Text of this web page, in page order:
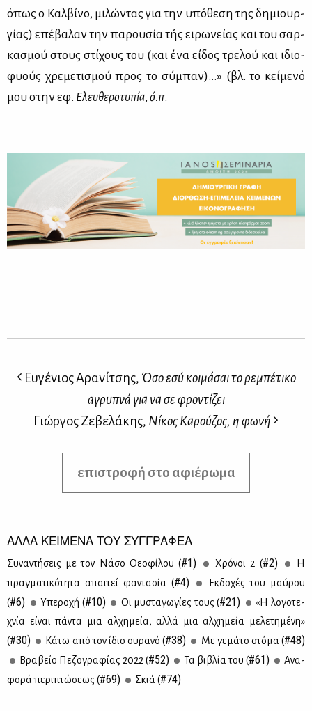
όπως ο Καλ­βί­νο, μι­λώ­ντας για την υπό­θε­ση της δη­μιουρ­
γί­ας) επέ­βα­λαν την πα­ρου­σία τής ει­ρω­νεί­ας και του σαρ­
κα­σμού στους στί­χους του (και ένα εί­δος τρε­λού και ιδιο­
φυούς χρε­με­τι­σμού προς το σύ­μπαν)…» (βλ. το κεί­με­νό
μου στην εφ. Ελευ­θε­ρο­τυ­πία, ό.π.
Ευγένιος Αρανίτσης, Όσο εσύ κοιμάσαι το ρεμπέτικο
αγρυπνά για να σε φροντίζει
Γιώργος Ζεβελάκης, Νίκος Καρούζος, η φωνή
επιστροφή στο αφιέρωμα
ΑΛΛΑ ΚΕΙΜΕΝΑ ΤΟΥ ΣΥΓΓΡΑΦΕΑ
Συ­να­ντή­σεις με τον Νά­σο Θε­ο­φί­λου (#1) Χρό­νοι 2 (#2)
Η
πραγ­μα­τι­κό­τη­τα απαι­τεί φα­ντα­σία (#4)
Εκ­δο­χές του μαύ­ρου
(#6) Υπε­ρο­χή (#10) Οι μυ­στα­γω­γί­ες τους (#21)
«Η λο­γο­τε­
χνία εί­ναι πά­ντα μια αλ­χη­μεία, αλ­λά μια αλ­χη­μεία με­λε­τη­μέ­νη»
(#30) Κά­τω από τον ίδιο ου­ρα­νό (#38) Με γε­μά­το στό­μα (#48)
Βρα­βείο Πε­ζο­γρα­φί­ας 2022 (#52) Τα βι­βλία του (#61)
Ανα­
φο­ρά πε­ρι­πτώ­σε­ως (#69) Σκιά (#74)